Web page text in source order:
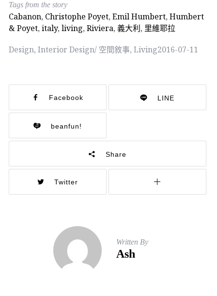
Tags from the story
Cabanon, Christophe Poyet, Emil Humbert, Humbert
& Poyet, italy, living, Riviera, 義大利, 里維耶拉
Design, Interior Design/ 空間敘事, Living2016-07-11
Facebook LINE
beanfun!
Share
Twitter
Written By
Ash